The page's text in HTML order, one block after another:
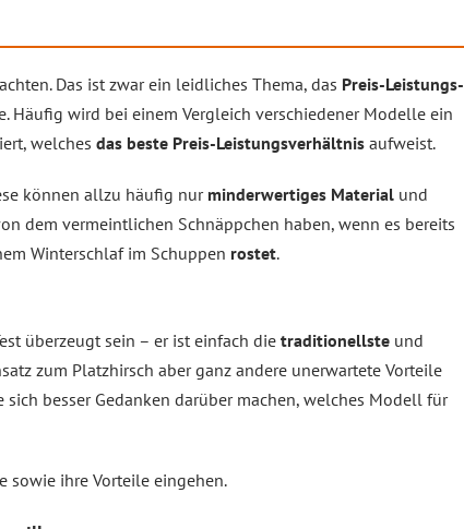
Das ist zwar ein leidliches Thema, das Preis-Leistungs-
Häufig wird bei einem Vergleich verschiedener Modelle ein
welches das beste Preis-Leistungsverhältnis aufweist.
können allzu häufig nurminderwertiges Material und
dem vermeintlichen Schnäppchen haben, wenn es bereits
Winterschlaf im Schuppen rostet.
überzeugt sein – er ist einfach dietraditionellste und
zum Platzhirsch aber ganz andere unerwartete Vorteile
sich besser Gedanken darüber machen, welches Modell für
sowie ihre Vorteile eingehen.